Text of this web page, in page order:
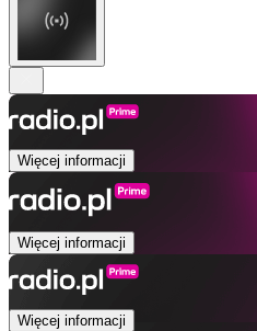
Więcej informacji
Więcej informacji
Więcej informacji